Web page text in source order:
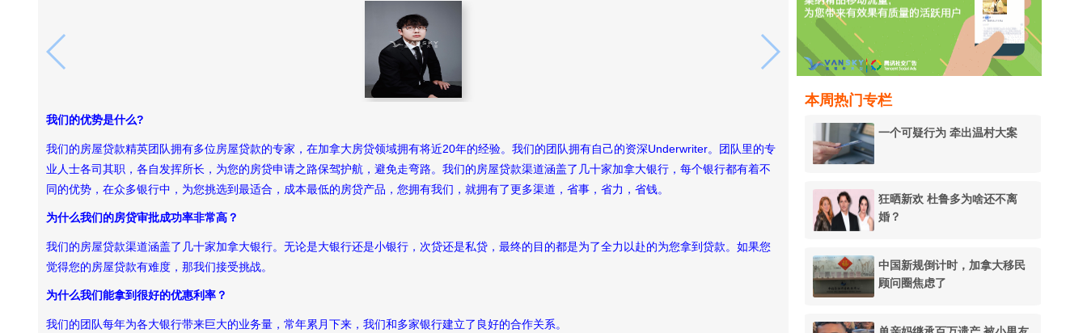
本周热门专栏
一个可疑行为 牵出温村大案
狂晒新欢 杜鲁多为啥还不离
婚？
中国新规倒计时，加拿大移民
顾问圈焦虑了
我们的优势是什么?
我们的房屋贷款精英团队拥有多位房屋贷款的专家，在加拿大房贷领域拥有将近20年的经验。我们的团队拥有自己的资深Underwriter。团队里的专
业人士各司其职，各自发挥所长，为您的房贷申请之路保驾护航，避免走弯路。我们的房屋贷款渠道涵盖了几十家加拿大银行，每个银行都有着不
同的优势，在众多银行中，为您挑选到最适合，成本最低的房贷产品，您拥有我们，就拥有了更多渠道，省事，省力，省钱。
为什么我们的房贷审批成功率非常高？
我们的房屋贷款渠道涵盖了几十家加拿大银行。无论是大银行还是小银行，次贷还是私贷，最终的目的都是为了全力以赴的为您拿到贷款。如果您
觉得您的房屋贷款有难度，那我们接受挑战。
为什么我们能拿到很好的优惠利率？
我们的团队每年为各大银行带来巨大的业务量，常年累月下来，我们和多家银行建立了良好的合作关系。